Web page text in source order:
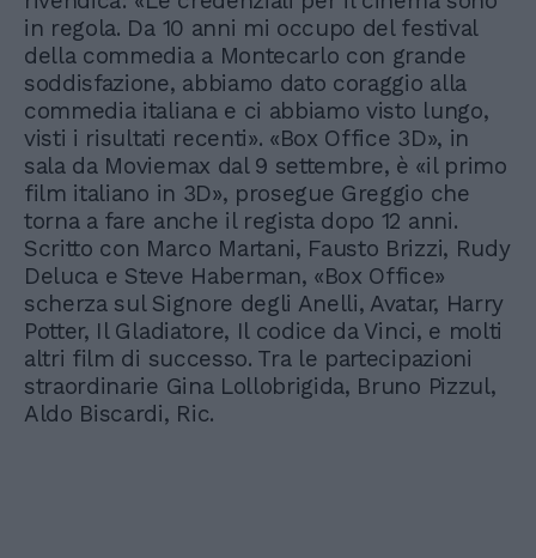
in regola. Da 10 anni mi occupo del festival
della commedia a Montecarlo con grande
soddisfazione, abbiamo dato coraggio alla
commedia italiana e ci abbiamo visto lungo,
visti i risultati recenti». «Box Office 3D», in
sala da Moviemax dal 9 settembre, è «il primo
film italiano in 3D», prosegue Greggio che
torna a fare anche il regista dopo 12 anni.
Scritto con Marco Martani, Fausto Brizzi, Rudy
Deluca e Steve Haberman, «Box Office»
scherza sul Signore degli Anelli, Avatar, Harry
Potter, Il Gladiatore, Il codice da Vinci, e molti
altri film di successo. Tra le partecipazioni
straordinarie Gina Lollobrigida, Bruno Pizzul,
Aldo Biscardi, Ric.